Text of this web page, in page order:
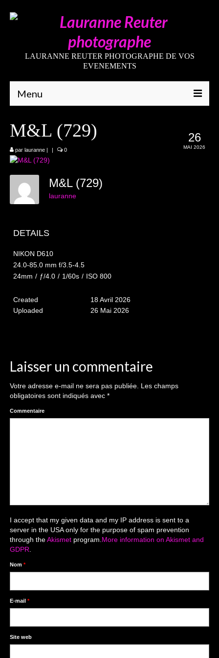
LAURANNE REUTER PHOTOGRAPHE DE VOS
EVENEMENTS
Menu
Mariages
Grossesses
Nouveaux-nés
Enfants
les 8 – 17 ans
Reportages / Nature morte
Galeries Privées
séance du 25.04.26
Cartes de remerciement
Photomontages
Prestations
Contact
Décors studio / Tenues / Accessoires
26
MAI 2026
M&L (729)
par lauranne | | 0
M&L (729)
lauranne
DETAILS
NIKON D610
24.0-85.0 mm f/3.5-4.5
24mm / ƒ/4.0 / 1/60s / ISO 800
Created
18 Avril 2026
Uploaded
26 Mai 2026
Laisser un commentaire
Votre adresse e-mail ne sera pas publiée. Les champs
obligatoires sont indiqués avec *
Commentaire
I accept that my given data and my IP address is sent to a
server in the USA only for the purpose of spam prevention
through theAkismet program.More information on Akismet and
GDPR.
Nom *
E-mail *
Site web